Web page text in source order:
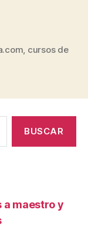
, cursos de
a maestro y